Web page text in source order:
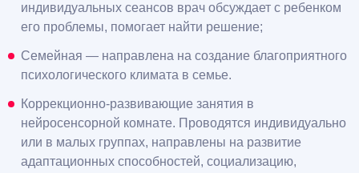
индивидуальных сеансов врач обсуждает с ребенком
его проблемы, помогает найти решение;
Семейная — направлена на создание благоприятного
психологического климата в семье.
Коррекционно-развивающие занятия в
нейросенсорной комнате. Проводятся индивидуально
или в малых группах, направлены на развитие
адаптационных способностей, социализацию,